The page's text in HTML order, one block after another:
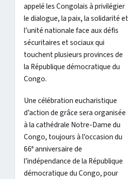
appelé les Congolais à privilégier
le dialogue, la paix, la solidarité et
l’unité nationale face aux défis
sécuritaires et sociaux qui
touchent plusieurs provinces de
la République démocratique du
Congo.
Une célébration eucharistique
d’action de grâce sera organisée
à la cathédrale Notre-Dame du
Congo, toujours à l’occasion du
66ᵉ anniversaire de
l’indépendance de la République
démocratique du Congo, pour